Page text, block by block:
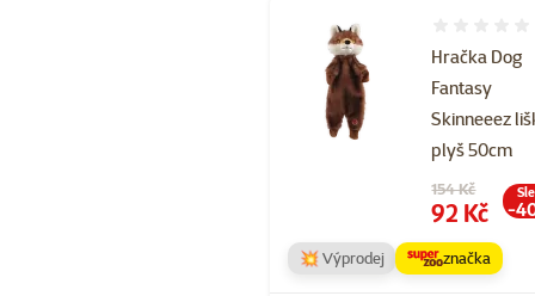
Hračka Dog
Fantasy
Skinneeez
plyš 50cm
Původní cena
154 Kč
Cena
92 Kč -
💥 Výprodej značka